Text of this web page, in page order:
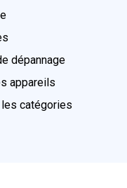
dépannage
appareils
catégories